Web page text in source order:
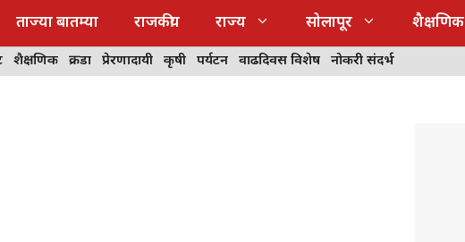
ताज्या बातम्या राजकीय राज्य सोलापूर शैक्षणिक
शैक्षणिक क्रीडा प्रेरणादायी कृषी पर्यटन वाढदिवस विशेष नोकरी संदर्भ